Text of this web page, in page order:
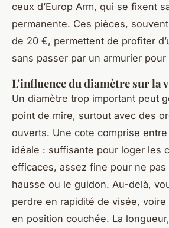
ceux d’Europ Arm, qui se fixent
permanente. Ces pièces,
de 20 €, permettent de profiter
sans passer par un armurier
L'influence du diamètre sur la
Un diamètre trop important peut
point de mire, surtout avec des
ouverts. Une cote comprise entre
idéale : suffisante pour loger les
efficaces, assez fine pour ne pas
hausse ou le guidon. Au-delà,
perdre en rapidité de visée,
en position couchée. La